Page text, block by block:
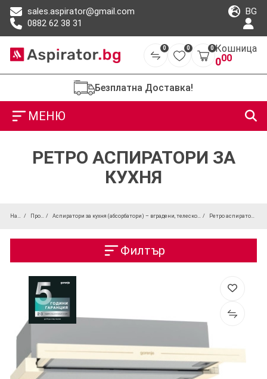
sales.aspirator@gmail.com
0882 62 38 31
BG
Безплатна Доставка!
0 0 0 Кошница
000
МЕНЮ
РЕТРО АСПИРАТОРИ ЗА
КУХНЯ
Начало Продукти Аспиратори за кухня (абсорбатори) – вградени, телескопични и островни модели Ретро аспиратори за кухня
Филтър